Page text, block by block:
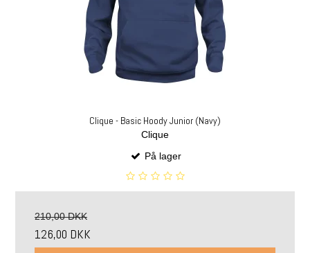
Clique - Basic Hoody Junior (Navy)
Clique
På lager
210,00 DKK
126,00 DKK